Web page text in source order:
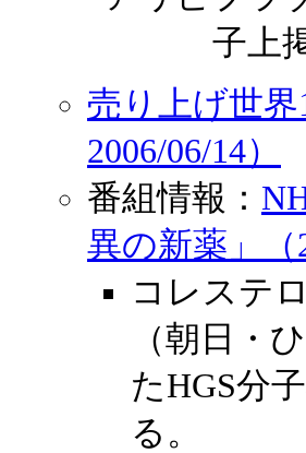
子
売り上げ世
2006/06/14）
番組情報：
異の新薬」（
コレステ
（朝日・
たHGS分
る。